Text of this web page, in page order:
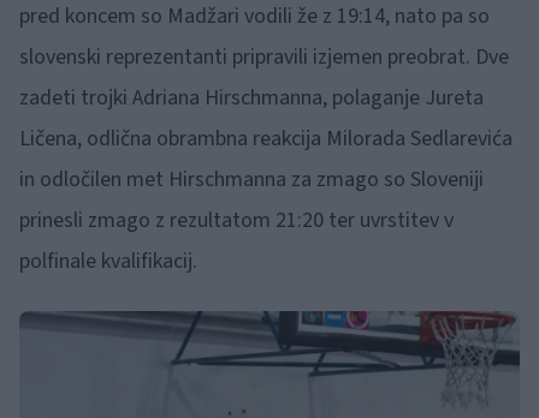
pred koncem so Madžari vodili že z 19:14, nato pa so
slovenski reprezentanti pripravili izjemen preobrat. Dve
zadeti trojki Adriana Hirschmanna, polaganje Jureta
Ličena, odlična obrambna reakcija Milorada Sedlarevića
in odločilen met Hirschmanna za zmago so Sloveniji
prinesli zmago z rezultatom 21:20 ter uvrstitev v
polfinale kvalifikacij.